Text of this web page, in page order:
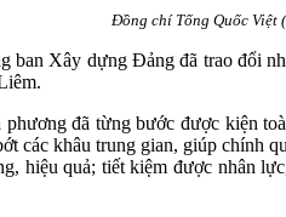
Đồng chí Tống Quốc Việt
Xây dựng Đảng đã trao đổi
đã từng bước được kiện
các khâu trung gian, giúp chính
hiệu quả; tiết kiệm được nhân